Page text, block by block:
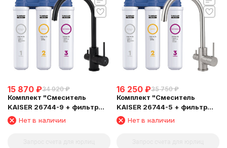
15 870 ₽34 920 ₽
Комплект "Cмеситель
KAISER 26744-9 + фильтр
Барьер"
Нет в наличии
16 250 ₽35 750 ₽
Комплект "Cмеситель
KAISER 26744-5 + фильтр
Барьер"
Нет в наличии